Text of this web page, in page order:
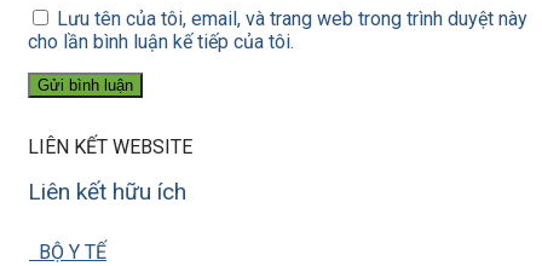
Lưu tên của tôi, email, và trang web trong trình duyệt này
cho lần bình luận kế tiếp của tôi.
LIÊN KẾT WEBSITE
Liên kết hữu ích
BỘ Y TẾ